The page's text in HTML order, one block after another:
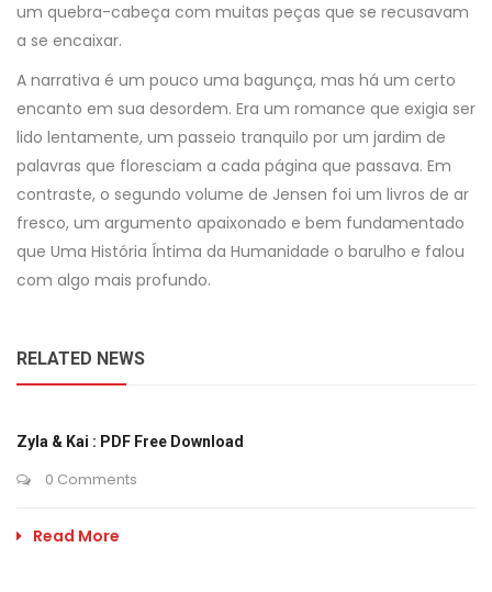
um quebra-cabeça com muitas peças que se recusavam
a se encaixar.
A narrativa é um pouco uma bagunça, mas há um certo
encanto em sua desordem. Era um romance que exigia ser
lido lentamente, um passeio tranquilo por um jardim de
palavras que floresciam a cada página que passava. Em
contraste, o segundo volume de Jensen foi um livros de ar
fresco, um argumento apaixonado e bem fundamentado
que Uma História Íntima da Humanidade o barulho e falou
com algo mais profundo.
RELATED NEWS
Zyla & Kai : PDF Free Download
0 Comments
Read More